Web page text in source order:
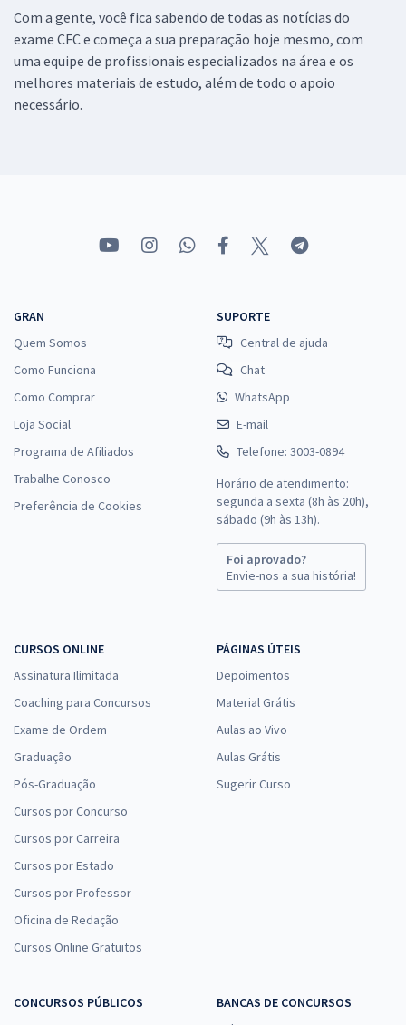
Com a gente, você fica sabendo de todas as notícias do
exame CFC e começa a sua preparação hoje mesmo, com
uma equipe de profissionais especializados na área e os
melhores materiais de estudo, além de todo o apoio
necessário.
GRAN
Quem Somos
Como Funciona
Como Comprar
Loja Social
Programa de Afiliados
Trabalhe Conosco
Preferência de Cookies
SUPORTE
Central de ajuda
Chat
WhatsApp
E-mail
Telefone: 3003-0894
Horário de atendimento:
segunda a sexta (8h às 20h),
sábado (9h às 13h).
Foi aprovado?
Envie-nos a sua história!
CURSOS ONLINE
Assinatura Ilimitada
Coaching para Concursos
Exame de Ordem
Graduação
Pós-Graduação
Cursos por Concurso
Cursos por Carreira
Cursos por Estado
Cursos por Professor
Oficina de Redação
Cursos Online Gratuitos
PÁGINAS ÚTEIS
Depoimentos
Material Grátis
Aulas ao Vivo
Aulas Grátis
Sugerir Curso
CONCURSOS PÚBLICOS
BANCAS DE CONCURSOS